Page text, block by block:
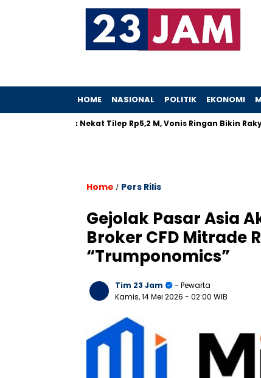
HOME NASIONAL POLITIK EKONOMI
Teller Bank Nekat Tilep Rp5,2 M, Vonis Ringan Bikin Rakyat
Home / Pers Rilis
Gejolak Pasar Asia
Broker CFD Mitrade
“Trumponomics”
Tim 23 Jam
- Pewarta
Kamis, 14 Mei 2026 - 02:00 WIB